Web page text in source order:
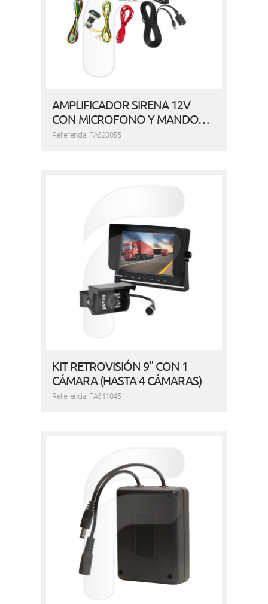
AMPLIFICADOR SIRENA 12V
CON MICROFONO Y MANDO…
Referencia: FA520055
KIT RETROVISIÓN 9" CON 1
CÁMARA (HASTA 4 CÁMARAS)
Referencia: FA511045